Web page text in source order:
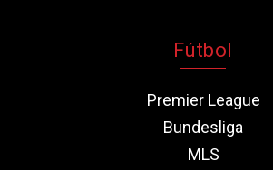
Fútbol
Premier League
Bundesliga
MLS